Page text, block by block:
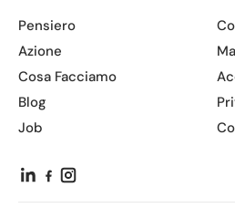
Pensiero
Azione
Cosa Facciamo
Blog
Job